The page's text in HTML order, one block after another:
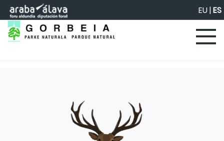
Saltar al contenido principal EU|ES